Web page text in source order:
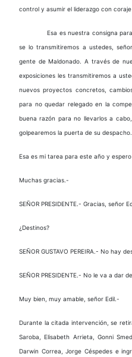
control y asumir el liderazgo con
Esa es nuestra consigna
se lo transmitiremos a ustedes,
gente de Maldonado. A través de
exposiciones les transmitiremos a
nuevos proyectos concretos,
para no quedar relegado en la
buena razón para no llevarlos a
golpearemos la puerta de su
Esa es mi tarea para este año y
Muchas gracias.-
SEÑOR PRESIDENTE.- Gracias, señor
¿Destinos?
SEÑOR GUSTAVO PEREIRA.- No hay
SEÑOR PRESIDENTE.- No le va a dar
Muy bien, muy amable, señor Edil.-
Durante la citada intervención, se
Saroba, Elisabeth Arrieta, Gonni
Darwin Correa, Jorge Céspedes e